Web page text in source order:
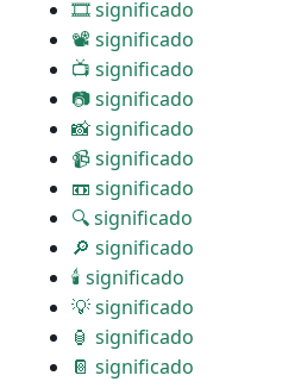
🎞 significado
📽 significado
📺 significado
📷 significado
📸 significado
📹 significado
📼 significado
🔍 significado
🔎 significado
🕯 significado
💡 significado
🏮 significado
📔 significado